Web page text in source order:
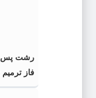
رشت پس
فاز